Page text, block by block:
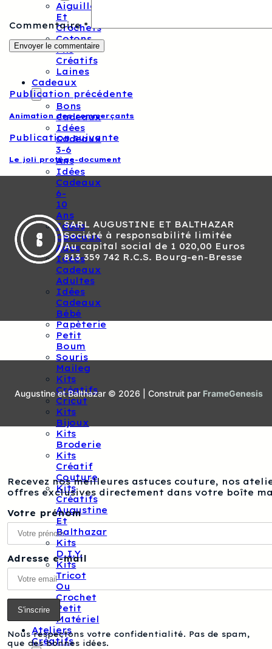
Aiguilles
Et
Crochets
Cotons
Fils
Créatifs
Laines
Cadeaux
Bons
Cadeaux
Idées
Cadeaux
3-6
Ans
Idées
Cadeaux
6-
10
Ans
Idées
Cadeaux
Ados
Idées
Cadeaux
Adultes
Idées
Cadeaux
Bébé
Papèterie
Petit
Boum
Souris
Maileg
Kits
Créatifs
Cricut
Kits
Bijoux
Kits
Broderie
Kits
Créatif
Couture
Kits
Créatifs
Augustine
Et
Balthazar
Kits
D.I.Y.
Kits
Tricot
Ou
Crochet
Petit
Matériel
Ateliers
Créatifs
Commentaire*
Publication précédente
Animation des commerçants
Publication suivante
Le joli protège-document
SARL AUGUSTINE ET BALTHAZAR
Société à responsabilité limitée
Au capital social de 1 020,00 Euros
813 359 742 R.C.S. Bourg-en-Bresse
Augustine et Balthazar © 2026 | Construit par FrameGenesis
Recevez nos meilleures astuces couture, nos
offres exclusives directement dans votre boîte
Votre prénom
Adresse e-mail
Nous respectons votre confidentialité. Pas de spam,
que des bonnes idées.